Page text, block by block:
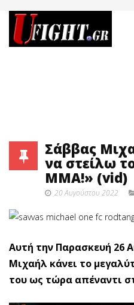
Σάββας
να στείλω
ΜΜΑ!» (vid)
20 Αυγούστου 2022
Αυτή την Παρασκευή 26
Μιχαήλ κάνει το
του ως τώρα απέναντι